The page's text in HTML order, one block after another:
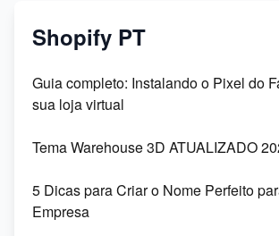
Shopify PT
Guia completo: Instalando o Pixel do
sua loja virtual
Tema Warehouse 3D ATUALIZADO
5 Dicas para Criar o Nome Perfeito
Empresa